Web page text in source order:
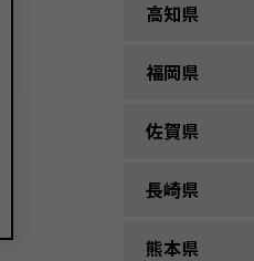
高知県
福岡県
佐賀県
長崎県
熊本県